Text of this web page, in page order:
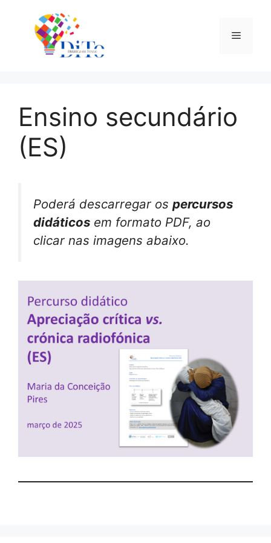
conteúdo
Menu
Ensino secundário
(ES)
Poderá descarregar os percursos
didáticos em formato PDF, ao
clicar nas imagens abaixo.